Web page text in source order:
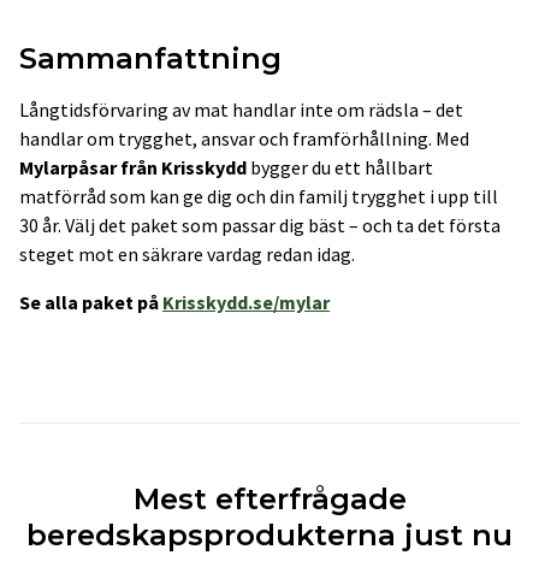
Sammanfattning
Långtidsförvaring av mat handlar inte om rädsla – det
handlar om trygghet, ansvar och framförhållning. Med
Mylarpåsar från Krisskydd bygger du ett hållbart
matförråd som kan ge dig och din familj trygghet i upp till
30 år. Välj det paket som passar dig bäst – och ta det första
steget mot en säkrare vardag redan idag.
Se alla paket på Krisskydd.se/mylar
Mest efterfrågade
beredskapsprodukterna just nu